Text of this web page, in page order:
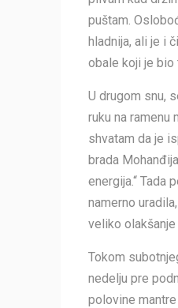
puštam.
hladnija, ali je i
obale koji je
U drugom snu,
ruku na
shvatam da je
brada
energija.“ Tada
namerno
veliko
Tokom
nedelju pre
polovine